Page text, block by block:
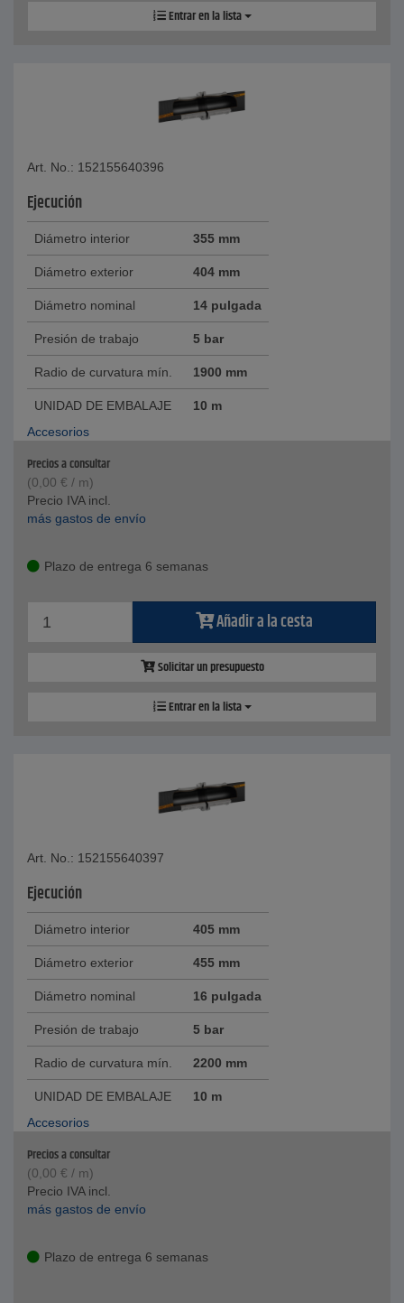
Entrar en la lista
Art. No.: 152155640396
Ejecución
Diámetro interior 355 mm
Diámetro exterior 404 mm
Diámetro nominal 14 pulgada
Presión de trabajo 5 bar
Radio de curvatura mín. 1900 mm
UNIDAD DE EMBALAJE
10 m
Accesorios
Precios a consultar
(0,00 € / m)
Precio IVA incl.
más gastos de envío
Plazo de entrega 6 semanas
Añadir a la cesta
Solicitar un presupuesto
Entrar en la lista
Art. No.: 152155640397
Ejecución
Diámetro interior 405 mm
Diámetro exterior 455 mm
Diámetro nominal 16 pulgada
Presión de trabajo 5 bar
Radio de curvatura mín. 2200 mm
UNIDAD DE EMBALAJE
10 m
Accesorios
Precios a consultar
(0,00 € / m)
Precio IVA incl.
más gastos de envío
Plazo de entrega 6 semanas